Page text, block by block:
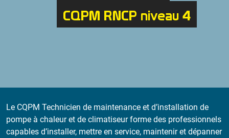
CQPM RNCP niveau 4
Le CQPM Technicien de maintenance et d’installation de
pompe à chaleur et de climatiseur forme des professionnels
capables d’installer, mettre en service, maintenir et dépanner